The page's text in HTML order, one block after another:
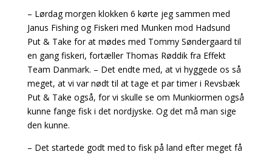
– Lørdag morgen klokken 6 kørte jeg sammen med
Janus Fishingog Fiskeri med Munken mod Hadsund
Put & Take for at mødes med Tommy Søndergaard til
en gang fiskeri, fortæller Thomas Røddik fra Effekt
Team Danmark. – Det endte med, at vi hyggede os så
meget, at vi var nødt til at tage et par timer i Revsbæk
Put & Take også, for vi skulle se om Munkiormen også
kunne fange fisk i det nordjyske. Og det må man sige
den kunne.
– Det startede godt med to fisk på land efter meget få